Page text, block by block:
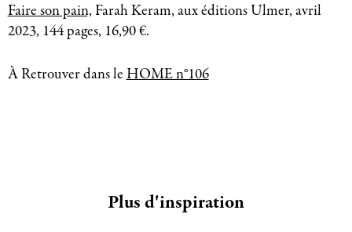
Faire son pain,Farah Keram, aux éditions Ulmer, avril
2023, 144 pages, 16,90 €.
À Retrouver dans leHOME n°106
Plus d'inspiration